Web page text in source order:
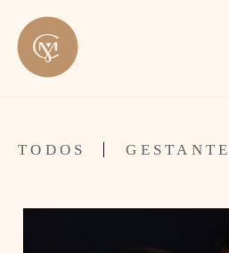
TODOS